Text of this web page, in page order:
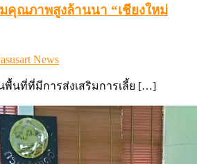
คุณภาพสูงล้านนา “เชียงใหม่
News
พื้นที่ที่มีการส่งเสริมการเลี้ย […]